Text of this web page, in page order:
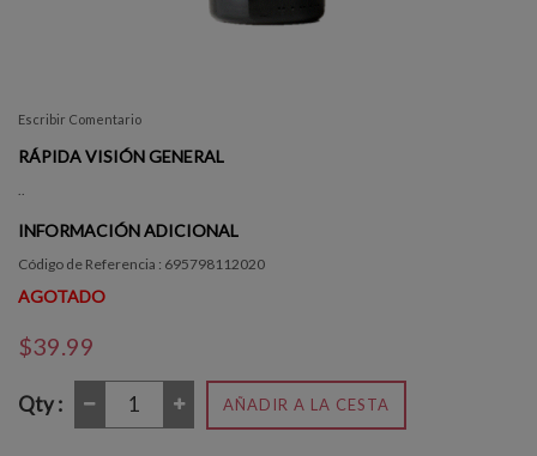
Escribir Comentario
RÁPIDA VISIÓN GENERAL
INFORMACIÓN ADICIONAL
Código de Referencia : 695798112020
AGOTADO
$39.99
Qty : AÑADIR A LA CESTA